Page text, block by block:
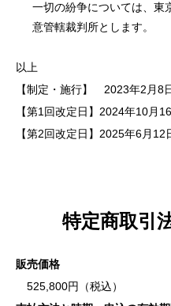
一切の紛争については、東
意管轄裁判所とします。
以上
【制定・施行】 2023年2月8
【第1回改定日】2024年10月
【第2回改定日】2025年6月12
特定商取引
販売価格
525,800円（税込）